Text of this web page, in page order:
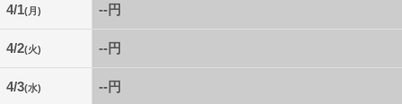
4/1(月) --円
4/2(火) --円
4/3(水) --円